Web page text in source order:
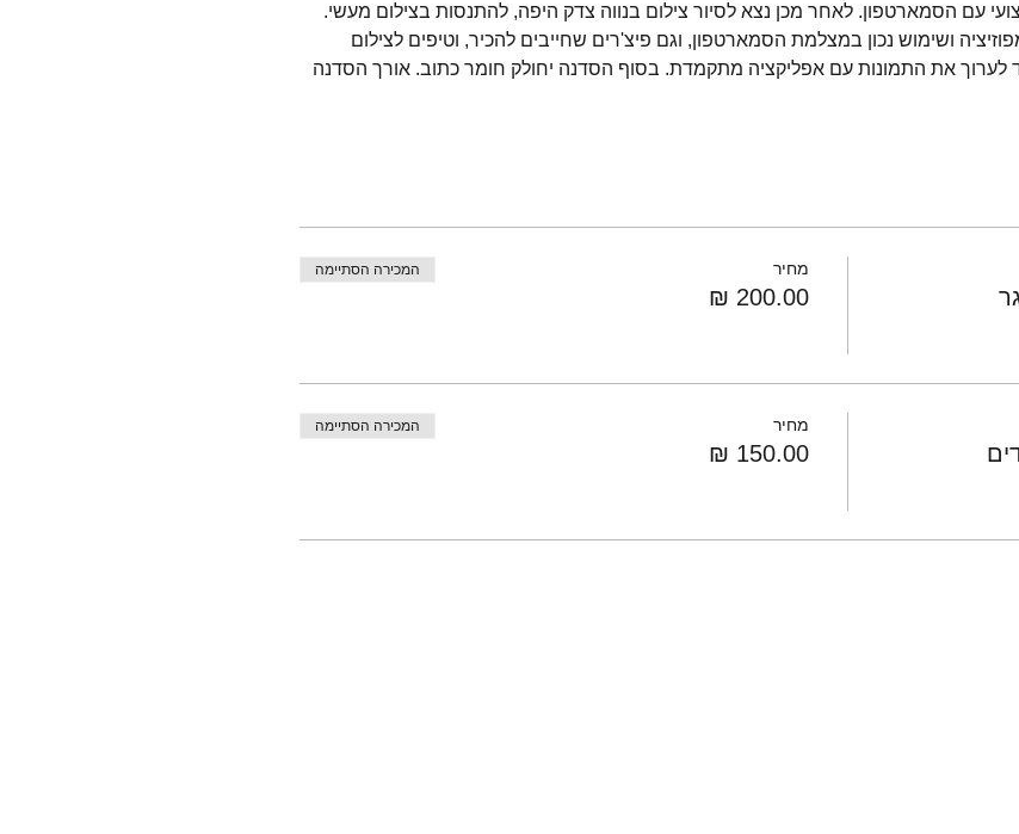
עם הסמארטפון. לאחר מכן נצא לסיור צילום בנווה צדק היפה, להתנסות בצילום מעשי.
ושימוש נכון במצלמת הסמארטפון, וגם פיצ'רים שחייבים להכיר, וטיפים לצילום
לערוך את התמונות עם אפליקציה מתקמדת. בסוף הסדנה יחולק חומר כתוב. אורך הסדנה
מחיר המכירה הסתיימה
מחיר המכירה הסתיימה